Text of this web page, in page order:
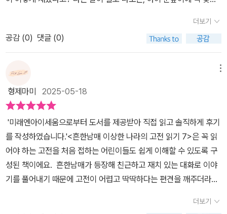
잣집 막내아들, 에이미는 하인으로 변신!양반 됐다며 좋아하던 으뜸
이, 알고 보니 동생이 ‘여우 누이’라는 사실에 멘붕!미션은 여우 누이
의 정체를 밝혀내고, 무사히 탈출하는 것!이쯤 되면 흔한남매는 거의
는 삐걱~이 다람쥐가 서동지를 함정에 빠뜨리는데, 이걸 막아야만 원
래 세계로 돌아갈 수 있어요.과연 두 남매는 서동지의 억울함을 풀고
집으로 돌아올 수 있을까요?이 책이 좋은 이유? 재미와 학습을 동시
에!‘고전 문학’이라고 하면 딱딱하고 어려운 이미지가 있지만,흔한남
매가 이야기 속에 쏙 들어가 버무려 주니 꿀잼!아이들은 이야기의 재
미에 빠져들고, 자연스럽게 고전의 줄거리와 교훈을 배우게 돼요.각
챕터 끝에는 고전 요약과 관련 상식, 독서일기 형식의 부록까지 알차
게 구성되어 있어서읽고 나면 ‘나 오늘 공부도 했다!’는 뿌듯함까지 느
‘재미있는 이야기’로 만나게 해준다는 것!이건 진짜 흔한남매만이 할
주인공으로 등장하니 흥미가 뚝딱 생기더라고요. “엄마, 이건 만화 같
아서 더 좋아. 근데 내용은 고전이라 신기해!”라는 선아의 말처럼, 고
전의 줄거리와 교훈은 그대로인데 만화처럼 유쾌하고 생동감 있게 구
성되어 있어서 아이가 술술 읽었어요. ​이번 7권에서는 《심청전》, 《여
서 흔한남매는 방학을 맞아 시골 할머니 집에 갔다가 다락방에서 신
비한 궤짝을 발견하고 고전 속 세계로 들어가게 되죠. 매번 새로운 고
전 속 인물로 변신하며 펼쳐지는 좌충우돌 모험은 한 편의 애니메이
션처럼 흥미진진했어요.​ ✔️ 흔한남매책 만의 특별함은 바로 ‘스토리
텔링’입니다. 단순히 고전 내용을 요약해서 전달하는 게 아니라, 현대
아이들의 시선에서 재해석한 이야기를 더해 몰입감을 높였어요. 예를
들어, 《심청전》 속에서는 으뜸이와 에이미가 직접 심청이를 도와주
고, 《여우 누이 설화》에서는 으뜸이가 여우 누이를 무찌르는 미션을
더보기
공감 (0) 댓글 (0)
형제마미 2025-05-18
'미래엔아이세움으로부터 도서를 제공받아 직접 읽고 솔직하게 후기
를 작성하였습니다.'<흔한남매 이상한 나라의 고전 읽기 7>은 꼭 읽
어야 하는 고전을 처음 접하는 어린이들도 쉽게 이해할 수 있도록 구
성된 책이에요. 흔한남매가 등장해 친근하고 재치 있는 대화로 이야
기를 풀어내기 때문에 고전이 어렵고 딱딱하다는 편견을 깨주더라구
심청전, 여우 누이 설화, 그리고 서동지전 세 가지 이야기를 만나볼 수
더보기